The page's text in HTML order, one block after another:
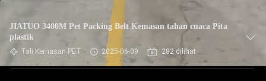
JIATUO 3400M Pet Packing Belt Kemasan tahan cuaca Pita
plastik
Tali Kemasan PET 2025-06-09 282 dilihat